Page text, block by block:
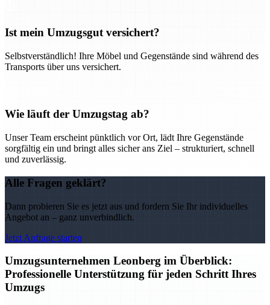
Ist mein Umzugsgut versichert?
Selbstverständlich! Ihre Möbel und Gegenstände sind während des
Transports über uns versichert.
Wie läuft der Umzugstag ab?
Unser Team erscheint pünktlich vor Ort, lädt Ihre Gegenstände
sorgfältig ein und bringt alles sicher ans Ziel – strukturiert, schnell
und zuverlässig.
Alle Fragen geklärt?
Dann probieren Sie es jetzt aus und fordern Sie Ihr individuelles
Angebot an – ganz unverbindlich.
Jetzt Anfrage starten
Umzugsunternehmen Leonberg im Überblick:
Professionelle Unterstützung für jeden Schritt Ihres
Umzugs